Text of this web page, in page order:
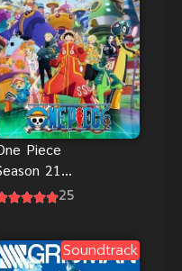
Piece
21
นพีช เกาะ25
Soundtrack